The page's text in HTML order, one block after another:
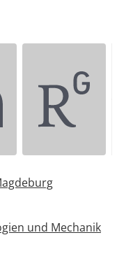
und Mechanik